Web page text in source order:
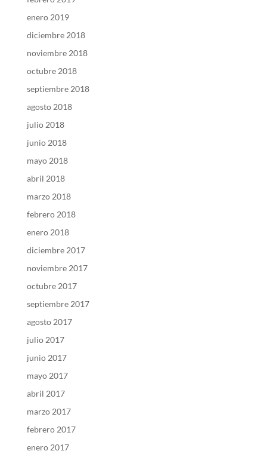
enero 2019
diciembre 2018
noviembre 2018
octubre 2018
septiembre 2018
agosto 2018
julio 2018
junio 2018
mayo 2018
abril 2018
marzo 2018
febrero 2018
enero 2018
diciembre 2017
noviembre 2017
octubre 2017
septiembre 2017
agosto 2017
julio 2017
junio 2017
mayo 2017
abril 2017
marzo 2017
febrero 2017
enero 2017